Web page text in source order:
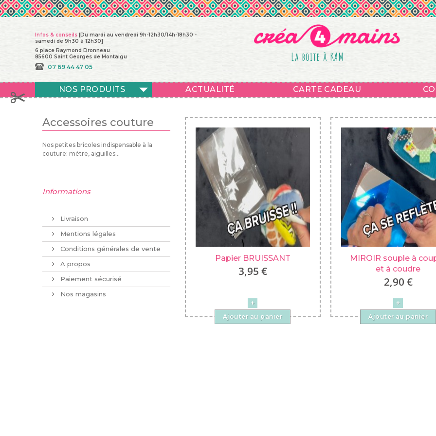
Infos & conseils [Du mardi au vendredi 9h-12h30/14h-18h30 -
samedi de 9h30 à 12h30]
6 place Raymond Dronneau
85600 Saint Georges de Montaigu
07 69 44 47 05
La boite à KAM
NOS PRODUITS ACTUALITÉ CARTE CADEAU
Accessoires couture
Nos petites bricoles indispensable à la
couture: mètre, aiguilles...
Informations
Livraison
Mentions légales
Conditions générales de vente
A propos
Paiement sécurisé
Nos magasins
Papier BRUISSANT
3,95 €
Ajouter au panier
MIROIR souple à
et à coudre
2,90 €
Ajouter au panier